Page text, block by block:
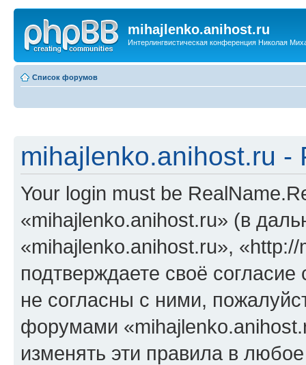
mihajlenko.anihost.ru
Интерлингвистическая конференция Николая
Список форумов
mihajlenko.anihost.ru -
Your login must be
«mihajlenko.anihost.ru» (в
«mihajlenko.anihost.ru»,
подтверждаете своё
не согласны с ними,
форумами
изменять эти правила в